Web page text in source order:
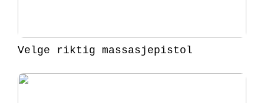
Velge riktig massasjepistol